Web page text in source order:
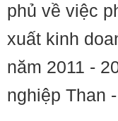
phủ về việc
xuất kinh
năm 2011 -
nghiệp Than